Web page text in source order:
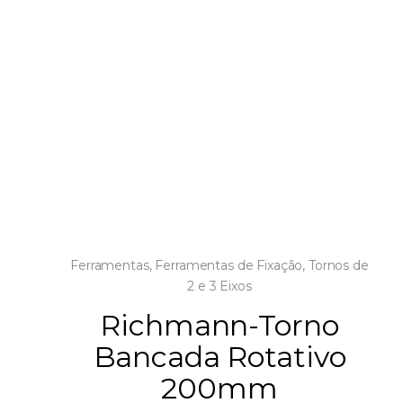
Ferramentas, Ferramentas de Fixação,Tornos de
2 e 3 Eixos
Richmann-Torno
Bancada Rotativo
200mm